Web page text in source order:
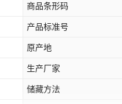
商品条形码
产品标准号
原产地
生产厂家
储藏方法